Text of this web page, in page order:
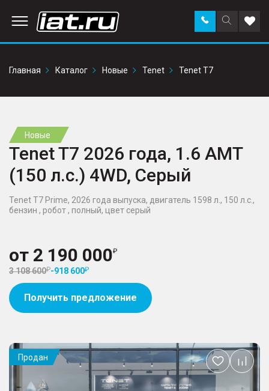
Поиск
по
Заказать
звонок в
Главная
Каталог Новые Tenet Tenet T7
Новые
Tenet T7 2026 года, 1.6 AMT
(150 л.с.) 4WD, Серый
Tenet T7 Prime, 2026 года выпуска, двигатель 1598 л., 150 л.с.,
бензин , робот , полный, цвет серый
от 2 190 000
3 108 600 -918 600
Получить предложение
Продан
Добавить
в
избранное